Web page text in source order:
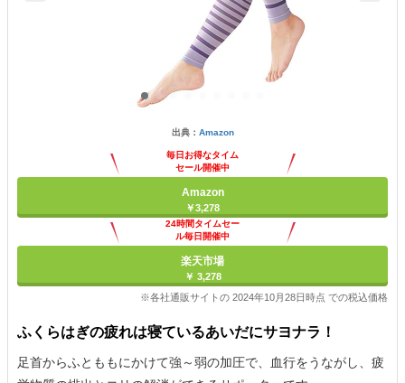
出典： Amazon
毎日お得なタイム
セール開催中
Amazon
￥3,278
24時間タイムセー
ル毎日開催中
楽天市場
￥ 3,278
※各社通販サイトの 2024年10月28日時点 での税込価格
ふくらはぎの疲れは寝ているあいだにサヨナラ！
足首からふとももにかけて強～弱の加圧で、血行をうながし、疲